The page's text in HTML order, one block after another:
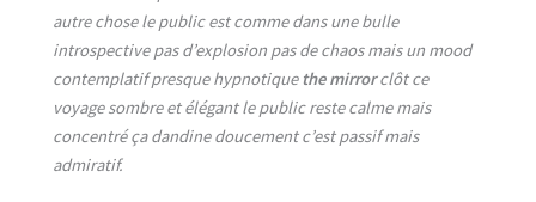
autre chose le public est comme dans une bulle
introspective pas d’explosion pas de chaos mais un mood
contemplatif presque hypnotique the mirrorclôt ce
voyage sombre et élégant le public reste calme mais
concentré ça dandine doucement c’est passif mais
admiratif.